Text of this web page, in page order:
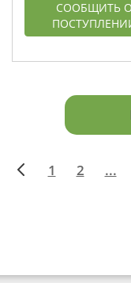
СООБЩИТЬ О
1 2 ...